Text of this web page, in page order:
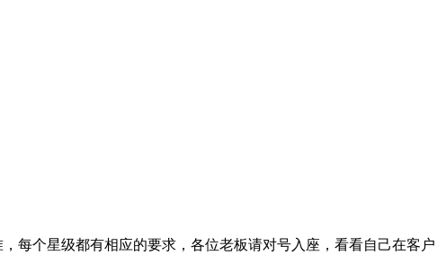
每个星级都有相应的要求，各位老板请对号入座，看看自己在客户